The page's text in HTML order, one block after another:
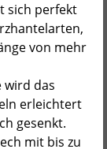
sich perfekt
von mehr
wird das
erleichtert
gesenkt.
mit bis zu